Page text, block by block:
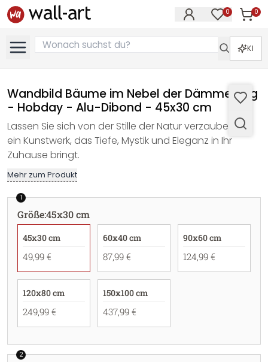
0 0
KI
Wandbild Bäume im Nebel der Dämmerung
- Hobday - Alu-Dibond - 45x30 cm
Lassen Sie sich von der Stille der Natur verzaubern –
ein Kunstwerk, das Tiefe, Mystik und Eleganz in Ihr
Zuhause bringt.
Mehr zum Produkt
1
Größe:45x30 cm
45x30 cm
49,99 €
60x40 cm
87,99 €
90x60 cm
124,99 €
120x80 cm
249,99 €
150x100 cm
437,99 €
2